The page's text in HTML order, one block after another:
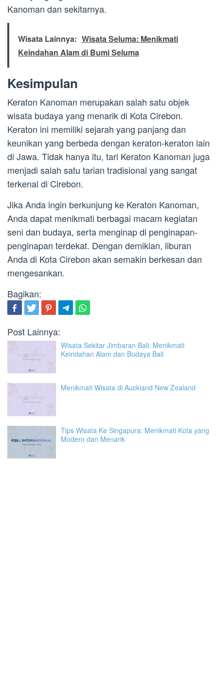
Kanoman dan sekitarnya.
Wisata Lainnya: Wisata Seluma: Menikmati
Keindahan Alam di Bumi Seluma
Kesimpulan
Keraton Kanoman merupakan salah satu objek
wisata budaya yang menarik di Kota Cirebon.
Keraton ini memiliki sejarah yang panjang dan
keunikan yang berbeda dengan keraton-keraton lain
di Jawa. Tidak hanya itu, tari Keraton Kanoman juga
menjadi salah satu tarian tradisional yang sangat
terkenal di Cirebon.
Jika Anda ingin berkunjung ke Keraton Kanoman,
Anda dapat menikmati berbagai macam kegiatan
seni dan budaya, serta menginap di penginapan-
penginapan terdekat. Dengan demikian, liburan
Anda di Kota Cirebon akan semakin berkesan dan
mengesankan.
Bagikan:
Post Lainnya:
Wisata Sekitar Jimbaran Bali: Menikmati
Keindahan Alam dan Budaya Bali
Menikmati Wisata di Auckland New Zealand
Tips Wisata Ke Singapura: Menikmati Kota yang
Modern dan Menarik